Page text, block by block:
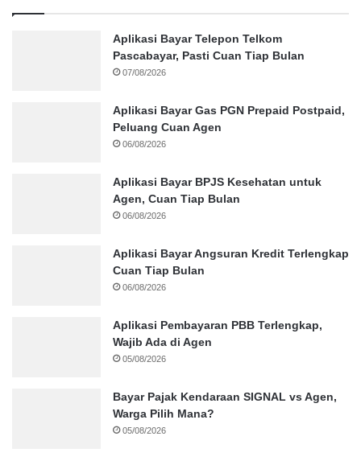
Aplikasi Bayar Telepon Telkom
Pascabayar, Pasti Cuan Tiap Bulan
07/08/2026
Aplikasi Bayar Gas PGN Prepaid Postpaid,
Peluang Cuan Agen
06/08/2026
Aplikasi Bayar BPJS Kesehatan untuk
Agen, Cuan Tiap Bulan
06/08/2026
Aplikasi Bayar Angsuran Kredit Terlengkap
Cuan Tiap Bulan
06/08/2026
Aplikasi Pembayaran PBB Terlengkap,
Wajib Ada di Agen
05/08/2026
Bayar Pajak Kendaraan SIGNAL vs Agen,
Warga Pilih Mana?
05/08/2026